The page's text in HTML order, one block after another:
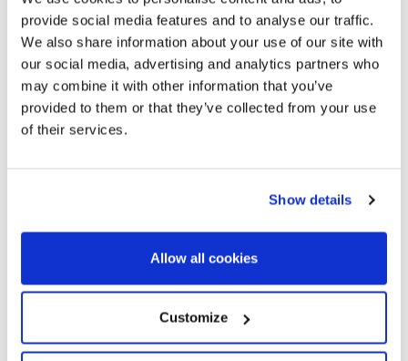
provide social media features and to analyse our traffic.
We also share information about your use of our site with
our social media, advertising and analytics partners who
may combine it with other information that you’ve
provided to them or that they’ve collected from your use
of their services.
Show details
Allow all cookies
Customize